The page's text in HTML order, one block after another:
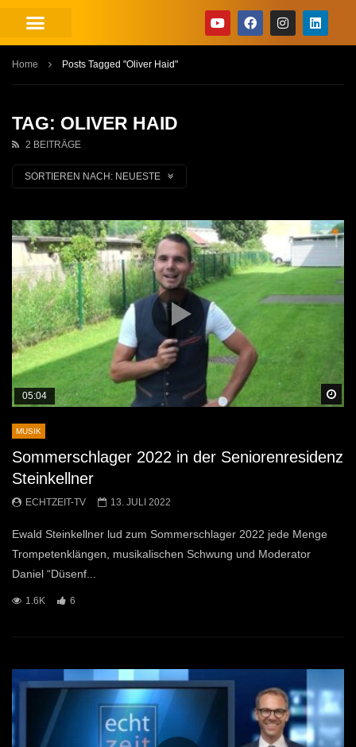
Home Posts Tagged "Oliver Haid"
TAG: OLIVER HAID
2 BEITRÄGE
SORTIEREN NACH: NEUESTE
05:04
MUSIK
Sommerschlager 2022 in der Seniorenresidenz
Steinkellner
ECHTZEIT-TV 13. JULI 2022
Ewald Steinkellner lud zum Sommerschlager 2022 jede Menge
Trompetenklängen, musikalischen Schwung und Moderator
Daniel “Düsenf...
1.6K 6